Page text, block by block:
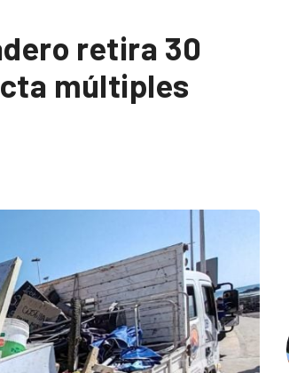
retira 30
múltiples